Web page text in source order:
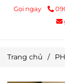
Gọi ngay
Trang chủ /